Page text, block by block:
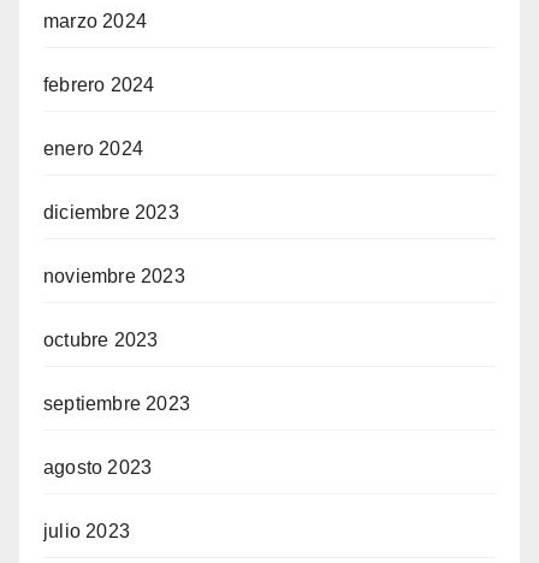
marzo 2024
febrero 2024
enero 2024
diciembre 2023
noviembre 2023
octubre 2023
septiembre 2023
agosto 2023
julio 2023